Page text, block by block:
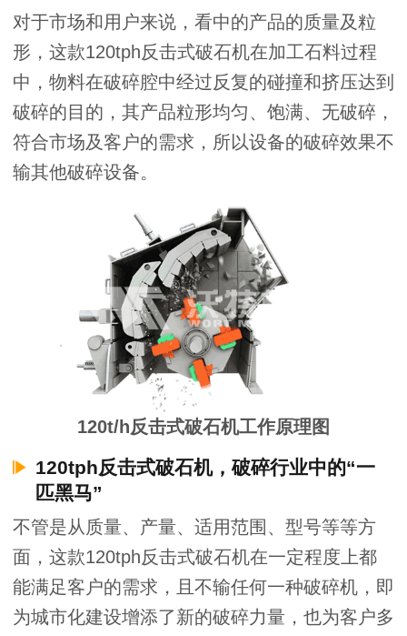
对于市场和用户来说，看中的产品的质量及粒
形，这款120tph反击式破石机在加工石料过程
中，物料在破碎腔中经过反复的碰撞和挤压达到
破碎的目的，其产品粒形均匀、饱满、无破碎，
符合市场及客户的需求，所以设备的破碎效果不
输其他破碎设备。
120t/h反击式破石机工作原理图
120tph反击式破石机，破碎行业中的“一
匹黑马”
不管是从质量、产量、适用范围、型号等等方
面，这款120tph反击式破石机在一定程度上都
能满足客户的需求，且不输任何一种破碎机，即
为城市化建设增添了新的破碎力量，也为客户多